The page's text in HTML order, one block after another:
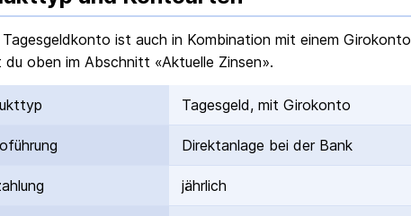
Tagesgeldkonto ist auch in Kombination mit einem Girokonto
oben im Abschnitt «Aktuelle Zinsen».
Tagesgeld, mit Girokonto
Direktanlage bei der Bank
jährlich